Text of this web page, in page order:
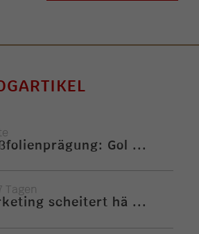
Gol ...
Tagen
scheitert hä ...